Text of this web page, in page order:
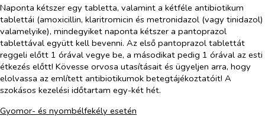
Naponta kétszer egy tabletta, valamint a kétféle antibiotikum
tablettái (amoxicillin, klaritromicin és metronidazol (vagy tinidazol)
valamelyike), mindegyiket naponta kétszer a pantoprazol
tablettával együtt kell bevenni. Az első pantoprazol tablettát
reggeli előtt 1 órával vegye be, a másodikat pedig 1 órával az esti
étkezés előtt! Kövesse orvosa utasításait és ügyeljen arra, hogy
elolvassa az említett antibiotikumok betegtájékoztatóit! A
szokásos kezelési időtartam egy-két hét.
Gyomor- és nyombélfekély esetén